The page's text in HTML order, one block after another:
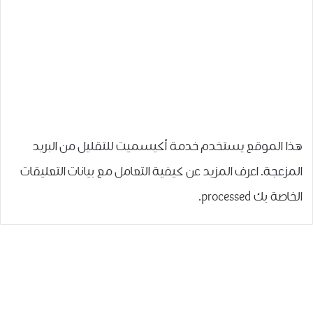
هذا الموقع يستخدم خدمة أكيسميت للتقليل من البريد
المزعجة.اعرف المزيد عن كيفية التعامل مع بيانات التعليقات
الخاصة بك processed
.